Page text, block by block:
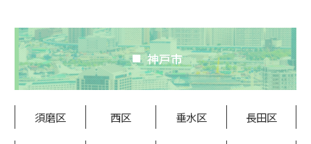
神戸市
須磨区 西区 垂水区 長田区